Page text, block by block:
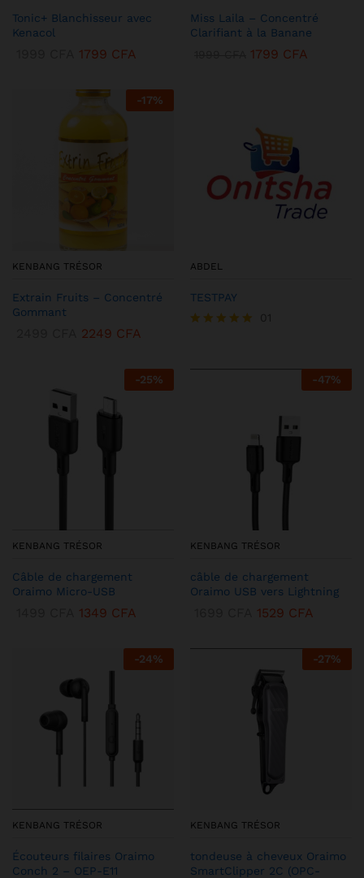
Tonic+ Blanchisseur avec
Kenacol
1799 CFA
Miss Laila – Concentré
Clarifiant à la Banane
1799 CFA
-17%
KENBANG TRÉSOR
Extrain Fruits – Concentré
Gommant
2249 CFA
ABDEL
TESTPAY
-25%
KENBANG TRÉSOR
Câble de chargement
Oraimo Micro-USB
1349 CFA
-47%
KENBANG TRÉSOR
câble de chargement
Oraimo USB vers Lightning
1529 CFA
-24%
KENBANG TRÉSOR
Écouteurs filaires Oraimo
Conch 2 – OEP-E11
-27%
KENBANG TRÉSOR
tondeuse à cheveux Oraimo
SmartClipper 2C (OPC-